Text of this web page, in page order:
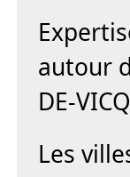
autour
DE-VICQ
Les